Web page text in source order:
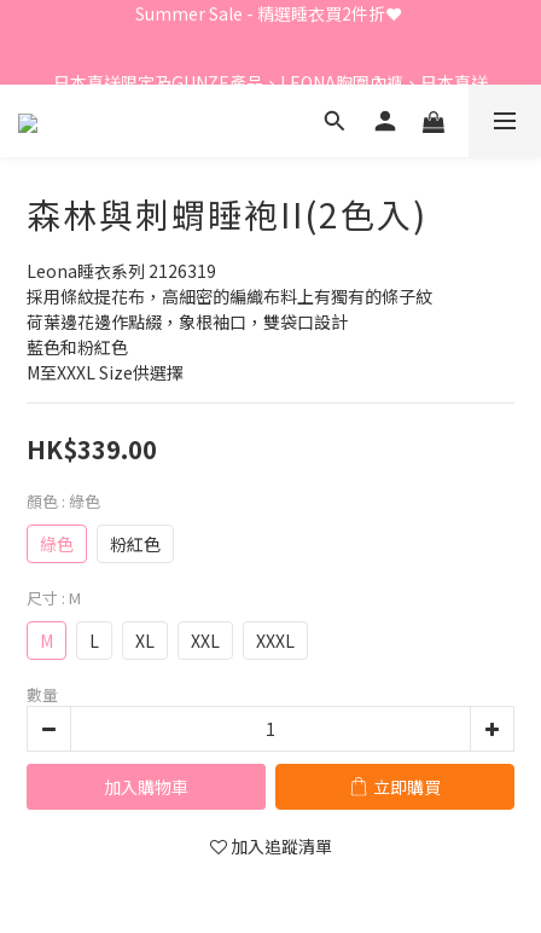
Summer Sale - 精選睡衣買2件折❤️
日本直送限定及GUNZE產品、LEONA胸圍內褲、日本直送
森林與刺蝟睡袍II(2色入)
Leona睡衣系列 2126319
採用條紋提花布，高細密的編織布料上有獨有的條子紋
荷葉邊花邊作點綴，象根袖口，雙袋口設計
藍色和粉紅色
M至XXXL Size供選擇
HK$339.00
顏色 : 綠色
綠色 粉紅色
尺寸 : M
M L XL XXL XXXL
數量
加入購物車 立即購買
加入追蹤清單